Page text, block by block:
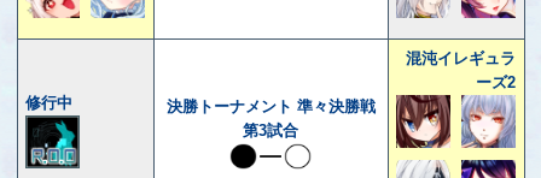
修行中
決勝トーナメント 準々決勝戦
第3試合
混沌イレギュラ
ーズ2